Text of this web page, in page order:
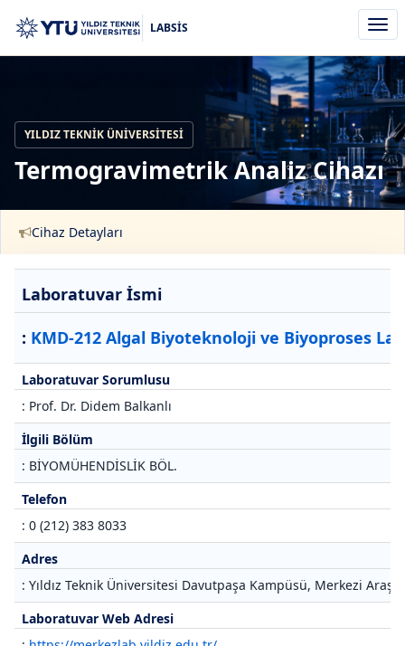
aç/
LABSİS
YILDIZ TEKNIK ÜNIVERSITESI
Termogravimetrik Analiz Cihazı
Cihaz Detayları
Laboratuvar İsmi
: KMD-212 Algal Biyoteknoloji ve Biyoproses
Laboratuvar Sorumlusu
: Prof. Dr. Didem Balkanlı
İlgili Bölüm
: BİYOMÜHENDİSLİK BÖL.
Telefon
: 0 (212) 383 8033
Adres
: Yıldız Teknik Üniversitesi Davutpaşa Kampüsü, Merkezi
Laboratuvar Web Adresi